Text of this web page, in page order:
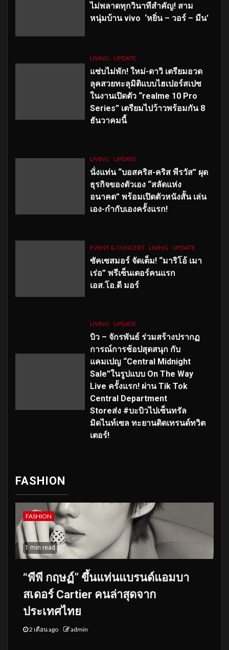
ไม่พลาดทุกวินาทีสำคัญ! สาม
หนุ่มบ้าน vivo ‘หยิ่น – วอร์ – มีน’
LIVING UPDATE
แซ่บไม่พัก! ใหม่-ดาวิ เตรียมอวด
ลุคสวยทะลุมิติแบบไฮเปอร์สเปซ
ในงานเปิดตัว “realme 10 Pro
Series” เตรียมไปว้าวพร้อมกัน 8
ธันวาคมนี้
LIVING UPDATE
นั่งแท่น “บอสคริส-คริส พีรวัส” ผุด
ธุรกิจของตัวเอง “สลัดแห่ง
อนาคต” พร้อมเปิดตัวหนังสั้น เล่น
เอง-กำกับเองครั้งแรก!
EVENT & CONCERT LIVING UPDATE
ซัคเซสมอร์ จัดเต็ม! “มาริโอ้ เมา
เร่อ” พรีเซ็นเตอร์คนแรก
เอส.โอ.ดี มอร์
LIVING UPDATE
บิว – จักรพันธ์ ร่วมสร้างปรากฏ
การณ์การช้อปสุดสนุก กับ
แคมเปญ “Central Midnight
Sale”ในรูปแบบ On The Way
Live ครั้งแรก! ผ่าน Tik Tok
Central Department
Storeส่ง #บะบิวไปเซ็นทรัล
มิดไนท์เซล ทะยานติดเทรนด์ทวิต
เตอร์!
FASHION
FASHION
1 min read
“พีพี กฤษฏ์” ขึ้นแท่นแบรนด์แอมบา
สเดอร์ Cartier คนล่าสุดจาก
ประเทศไทย
2 เดือน ago admin